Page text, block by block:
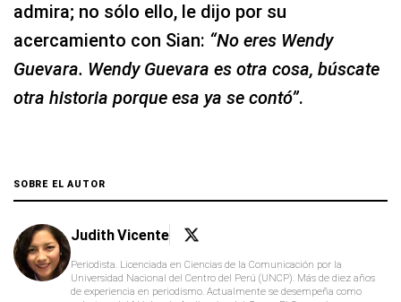
admira; no sólo ello, le dijo por su
acercamiento con Sian: “No eres Wendy
Guevara. Wendy Guevara es otra cosa, búscate
otra historia porque esa ya se contó”.
SOBRE EL AUTOR
Judith Vicente
Periodista. Licenciada en Ciencias de la Comunicación por la
Universidad Nacional del Centro del Perú (UNCP). Más de diez años
de experiencia en periodismo. Actualmente se desempeña como